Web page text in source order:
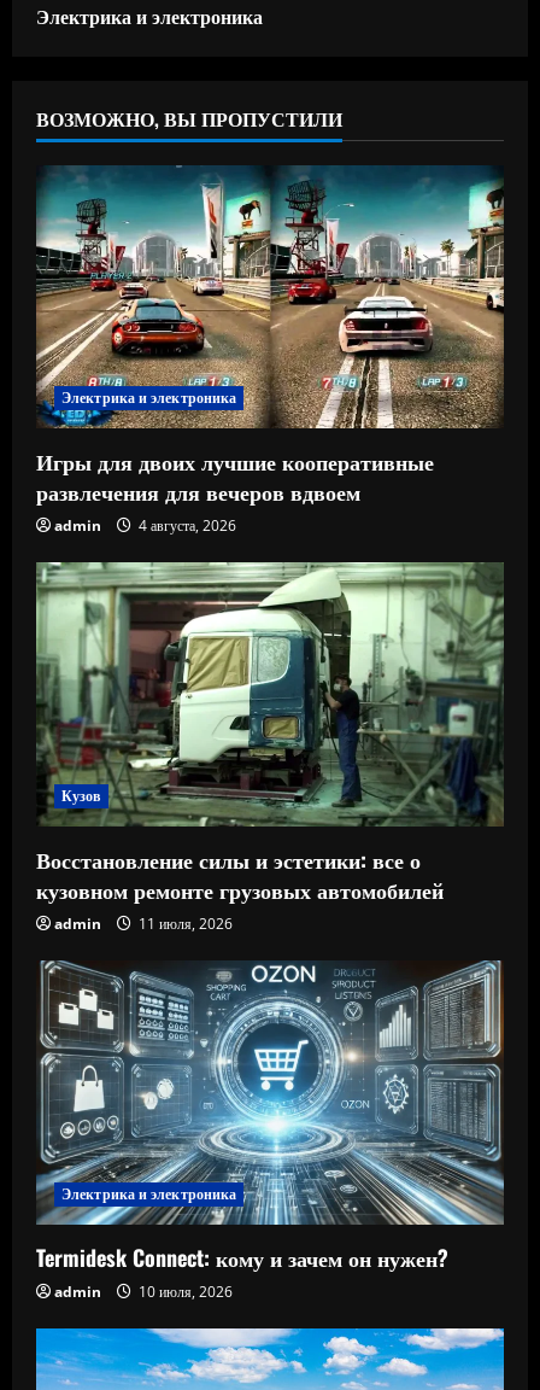
Электрика и электроника
ВОЗМОЖНО, ВЫ ПРОПУСТИЛИ
Электрика и электроника
Игры для двоих лучшие кооперативные
развлечения для вечеров вдвоем
admin 4 августа, 2026
Кузов
Восстановление силы и эстетики: все о
кузовном ремонте грузовых автомобилей
admin 11 июля, 2026
Электрика и электроника
Termidesk Connect: кому и зачем он нужен?
admin 10 июля, 2026